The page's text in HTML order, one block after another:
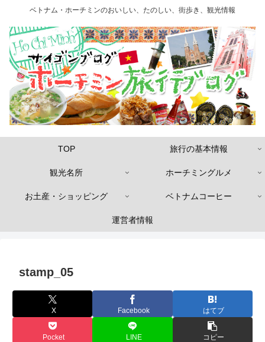
ベトナム・ホーチミンのおいしい、たのしい、街歩き、観光情報
TOP 旅行の基本情報
観光名所 ホーチミングルメ
お土産・ショッピング ベトナムコーヒー
運営者情報
stamp_05
X Facebook はてブ
Pocket LINE コピー